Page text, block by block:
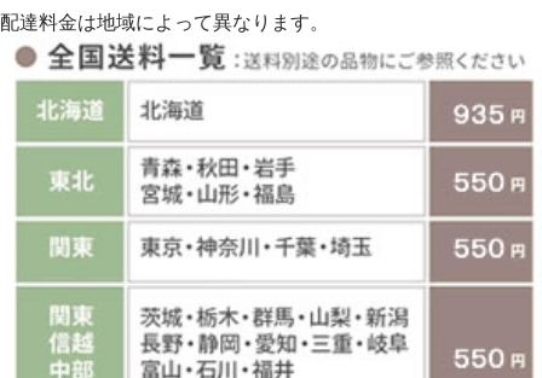
配達料金は地域によって異なります。